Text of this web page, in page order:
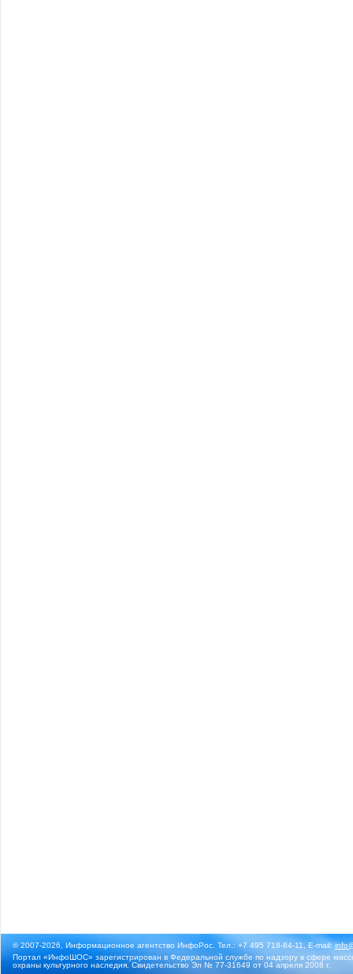
© 2007-2026, Информационное агентство ИнфоРос. Тел.: +7 495 718-84-11, E-mail:
Портал «ИнфоШОС» зарегистрирован в Федеральной службе по надзору в сфере
охраны культурного наследия. Свидетельство Эл № 77-31649 от 04 апреля 2008 г.